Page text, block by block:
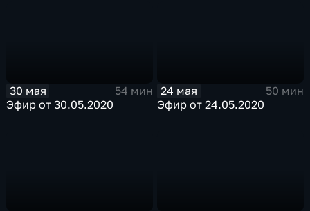
30 мая
54 мин
Эфир от 30.05.2020
24 мая
50 мин
Эфир от 24.05.2020